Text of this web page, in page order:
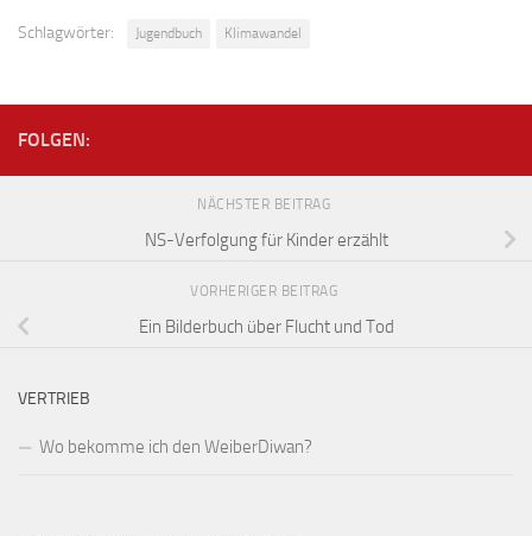
Schlagwörter: Jugendbuch Klimawandel
FOLGEN:
NÄCHSTER BEITRAG
NS-Verfolgung für Kinder erzählt
VORHERIGER BEITRAG
Ein Bilderbuch über Flucht und Tod
VERTRIEB
Wo bekomme ich den WeiberDiwan?